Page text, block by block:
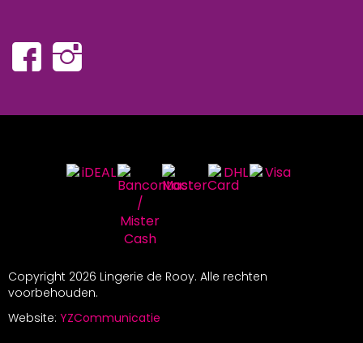
Copyright 2026 Lingerie de Rooy. Alle rechten
voorbehouden.
Website: YZCommunicatie